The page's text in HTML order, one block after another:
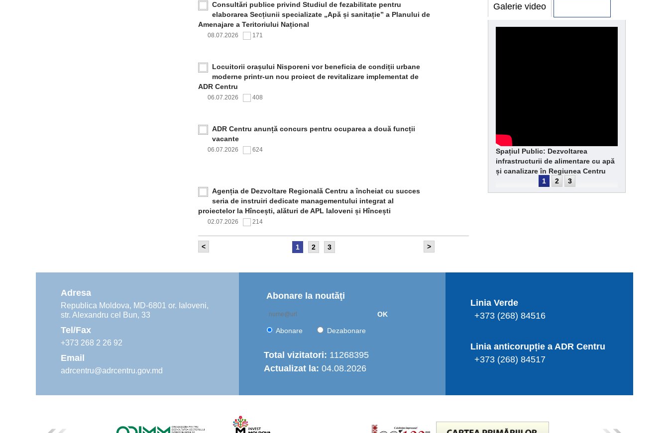
Consultări publice privind Studiul de fezabilitate pentru
elaborarea Secțiunii specializate „Apă și sanitație” a Planului de
Amenajare a Teritoriului Național
08.07.2026 171
Locuitorii orașului Nisporeni vor beneficia de condiții urbane
moderne printr-un nou proiect de revitalizare implementat de
ADR Centru
06.07.2026 408
ADR Centru anunță concurs pentru ocuparea a două funcții
vacante
06.07.2026 624
Agenția de Dezvoltare Regională Centru a încheiat cu succes
seria de instruiri dedicate managementului integrat al
proiectelor la Hîncești, alături de APL Ialoveni și Hîncești
02.07.2026 214
Comitetul de Supraveghere al proiectului „Îmbunătățirea
implementării și opțiunile de operare a serviciului regional de
Agenția de Dezvoltare Regională Centru a continuat seria de
instruiri practice dedicate autorităților publice locale
< >
1 2 3
Galerie video
Spațiul Public: Dezvoltarea
infrastructurii de alimentare cu apă
și canalizare în Regiunea Centru
1
2 3
Adresa
Republica Moldova, MD-6801 or. Ialoveni,
str. Alexandru cel Bun, 33
Tel/Fax
+373 268 2 26 92
Email
adrcentru@adrcentru.gov.md
Abonare la noutăţi
OK
Abonare Dezabonare
Total vizitatori: 11268395
Actualizat la: 04.08.2026
Linia Verde
+373 (268) 84516
Linia anticorupție a ADR Centru
+373 (268) 84517